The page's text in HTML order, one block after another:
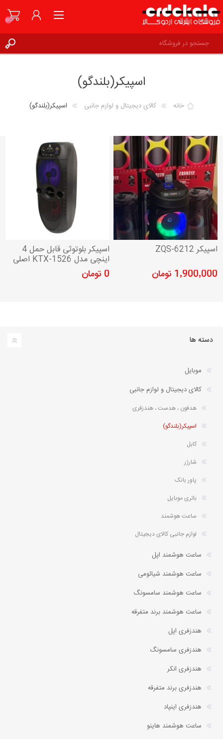
(0)
اسپیکر(بلندگو)
خانه کالای دیجیتال و لوازم جانبی اسپیکر(بلندگو)
اسپیکر ZQS-6212
1٬900٬000 تومان
اسپیکر بلوتوثی قابل حمل 4
اینچی مدل KTX-1526 اصلی
0 تومان
دسته ها
موبایل
کالای دیجیتال و لوازم جانبی
هدفون ، هدست ، هندزفری
اسپیکر(بلندگو)
کابل
شارژر
پاور بانک
باتری موبایل
ساعت هوشمند
لوازم جانبی کالای دیجیتال
ساعت هوشمند اپل
ساعت هوشمند شیائومی
ساعت هوشمند سامسونگ
ساعت هوشمند برند متفرقه
هندزفری اپل
هندزفری سامسونگ
هندزفری انکر
هندزفری برند متفرقه
هندزفری اینپاد
ساعت هوشمند هاینو